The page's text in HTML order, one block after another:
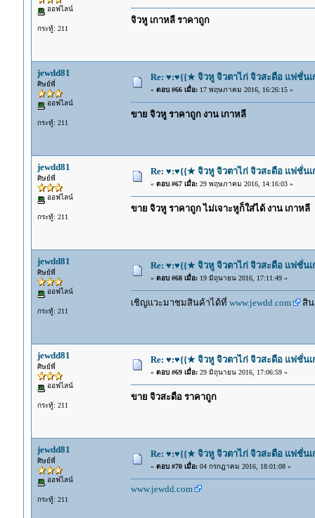
ออฟไลน์
กระทู้: 211
จิวหู เกาหลี ราคาถูก
jewdd81
ศิษย์พี่
ออฟไลน์
กระทู้: 211
Re: ♥:♥{{★ จิวหู จิวตาไก่ จิวสะดือ แฟชั่น
« ตอบ #66 เมื่อ:17 พฤษภาคม 2016, 16:26:15 »
ขาย จิวหู ราคาถูก งาน เกาหลี
jewdd81
ศิษย์พี่
ออฟไลน์
กระทู้: 211
Re: ♥:♥{{★ จิวหู จิวตาไก่ จิวสะดือ แฟชั่น
« ตอบ #67 เมื่อ:29 พฤษภาคม 2016, 14:16:03 »
ขาย จิวหู ราคาถูก ไม่เจาะหูก็ใส่ได้ งาน เกาหลี
jewdd81
ศิษย์พี่
ออฟไลน์
กระทู้: 211
Re: ♥:♥{{★ จิวหู จิวตาไก่ จิวสะดือ แฟชั่น
« ตอบ #68 เมื่อ:19 มิถุนายน 2016, 17:11:49 »
เชิญแวะมาชมสินค้าได้ที่ www.jewdd.com สิน
jewdd81
ศิษย์พี่
ออฟไลน์
กระทู้: 211
Re: ♥:♥{{★ จิวหู จิวตาไก่ จิวสะดือ แฟชั่น
« ตอบ #69 เมื่อ:29 มิถุนายน 2016, 17:06:59 »
ขาย จิวสะดือ ราคาถูก
jewdd81
ศิษย์พี่
ออฟไลน์
กระทู้: 211
Re: ♥:♥{{★ จิวหู จิวตาไก่ จิวสะดือ แฟชั่น
« ตอบ #70 เมื่อ:04 กรกฎาคม 2016, 18:01:08 »
www.jewdd.com